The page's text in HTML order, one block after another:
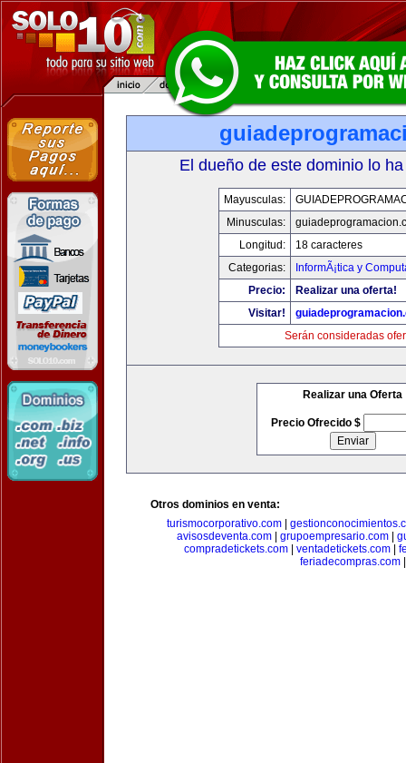
El dueño de este dominio lo
Mayusculas:
Minusculas:
Longitud:
18 caracteres
Categorias:
InformÃ¡tica y
Precio:
Realizar una oferta!
Visitar!
Serán consideradas
Realizar una Oferta
Precio Ofrecido $
Otros dominios en venta:
turismocorporativo.com
avisosdeventa.com| grupoempresario.com|
compradetickets.com| ventadetickets.com|
feriadecompras.com|